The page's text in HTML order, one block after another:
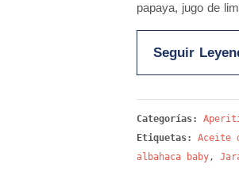
papaya, jugo de
Seguir
Categorías:
Etiquetas:
Aceite
albahaca baby,